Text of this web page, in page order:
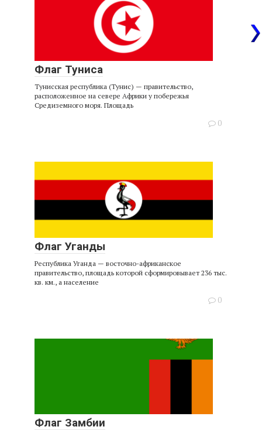
Флаг Туниса
Тунисская республика (Тунис) — правительство,
расположенное на севере Африки у побережья
Средиземного моря. Площадь
0
Флаг Уганды
Республика Уганда — восточно-африканское
правительство, площадь которой сформировывает 236 тыс.
кв. км., а население
0
Флаг Замбии